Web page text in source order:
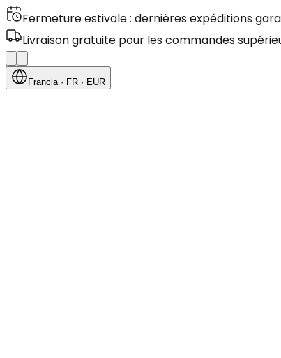
Fermeture estivale : dernières expéditions
Livraison gratuite pour les commandes
Francia· FR · EUR